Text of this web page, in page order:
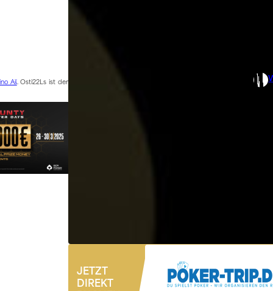
Aš. Osti22Ls ist der
JETZT
DIREKT